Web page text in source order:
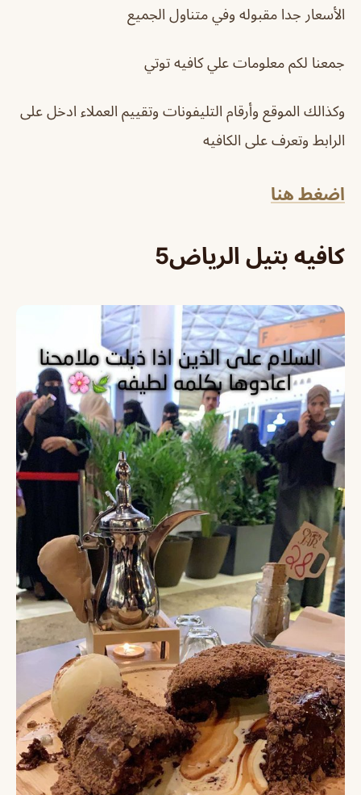
الأسعار جدا مقبوله وفي متناول الجميع
جمعنا لكم معلومات علي كافيه توتي
وكذالك الموقع وأرقام التليفونات وتقييم العملاء ادخل على
الرابط وتعرف على الكافيه
اضغط هنا
كافيه بتيل الرياض5